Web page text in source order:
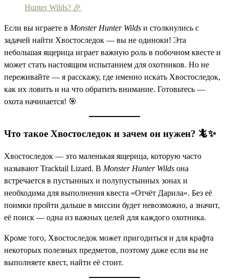
Hunter Wilds? 🎉
Если вы играете в Monster Hunter Wilds и столкнулись с
задачей найти Хвостоследок — вы не одиноки! Эта
небольшая ящерица играет важную роль в побочном квесте и
может стать настоящим испытанием для охотников. Но не
переживайте — я расскажу, где именно искать Хвостоследок,
как их ловить и на что обратить внимание. Готовьтесь —
охота начинается! 🎯
Что такое Хвостоследок и зачем он нужен? 🦎✨
Хвостоследок — это маленькая ящерица, которую часто
называют Tracktail Lizard. В Monster Hunter Wilds она
встречается в пустынных и полупустынных зонах и
необходима для выполнения квеста «Отчёт Дарила». Без её
поимки пройти дальше в миссии будет невозможно, а значит,
её поиск — одна из важных целей для каждого охотника.
Кроме того, Хвостоследок может пригодиться и для крафта
некоторых полезных предметов, поэтому даже если вы не
выполняете квест, найти её стоит.